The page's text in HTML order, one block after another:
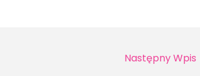
Następny Wpis